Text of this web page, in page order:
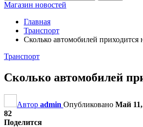
Магазин новостей
Главная
Транспорт
Сколько автомобилей приходится
Транспорт
Сколько автомобилей
Автор admin Опубликовано Май 11,
82
Поделится